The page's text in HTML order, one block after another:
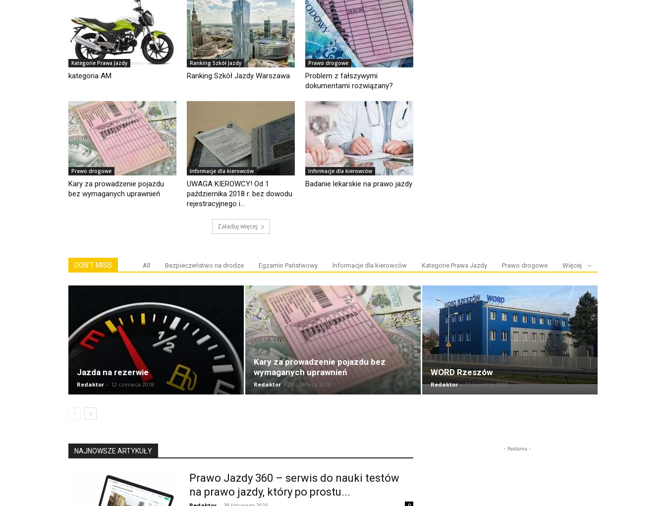
Kategorie Prawa Jazdy
kategoria AM
Ranking Szkół Jazdy
Ranking Szkół Jazdy Warszawa
Prawo drogowe
Problem z fałszywymi
dokumentami rozwiązany?
Prawo drogowe
Kary za prowadzenie pojazdu
bez wymaganych uprawnień
Informacje dla kierowców
UWAGA KIEROWCY! Od 1
października 2018 r. bez dowodu
rejestracyjnego i...
Informacje dla kierowców
Badanie lekarskie na prawo jazdy
Załaduj więcej
DON'T MISS All Bezpieczeństwo na drodze Egzamin Państwowy Informacje dla kierowców Kategorie Prawa Jazdy Prawo drogowe Więcej
Jazda na rezerwie
Redaktor - 12 czerwca 2018
Kary za prowadzenie pojazdu bez
wymaganych uprawnień
Redaktor - 29 czerwca 2018
WORD Rzeszów
Redaktor - 24 kwietnia 2018
NAJNOWSZE ARTYKUŁY
Prawo Jazdy 360 – serwis do nauki testów
na prawo jazdy, który po prostu...
- Reklama -